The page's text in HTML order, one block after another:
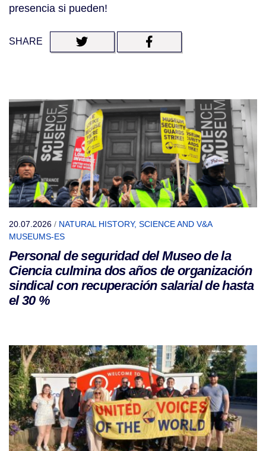
presencia si pueden!
SHARE
20.07.2026 / NATURAL HISTORY, SCIENCE AND V&A
MUSEUMS-ES
Personal de seguridad del Museo de la
Ciencia culmina dos años de organización
sindical con recuperación salarial de hasta
el 30 %